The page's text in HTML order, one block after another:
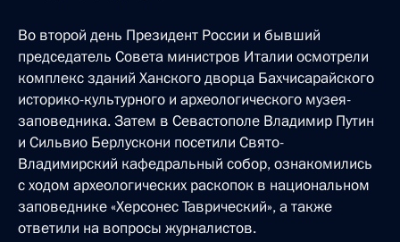
Во второй день Президент России и бывший
председатель Совета министров Италии осмотрели
комплекс зданий Ханского дворца Бахчисарайского
историко-культурного и археологического музея-
заповедника. Затем в Севастополе Владимир Путин
и Сильвио Берлускони посетили Свято-
Владимирский кафедральный собор, ознакомились
с ходом археологических раскопок в национальном
заповеднике «Херсонес Таврический», а также
ответили на вопросы журналистов.